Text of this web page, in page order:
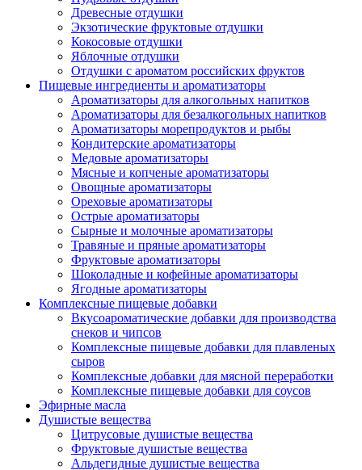
Древесные отдушки
Экзотические фруктовые отдушки
Кокосовые отдушки
Яблочные отдушки
Отдушки с ароматом российских фруктов
Пищевые ингредиенты и ароматизаторы
Ароматизаторы для алкогольных напитков
Ароматизаторы для безалкогольных напитков
Ароматизаторы морепродуктов и рыбы
Кондитерские ароматизаторы
Медовые ароматизаторы
Мясные и копченые ароматизаторы
Овощные ароматизаторы
Ореховые ароматизаторы
Острые ароматизаторы
Сырные и молочные ароматизаторы
Травяные и пряные ароматизаторы
Фруктовые ароматизаторы
Шоколадные и кофейные ароматизаторы
Ягодные ароматизаторы
Комплексные пищевые добавки
Вкусоароматические добавки для производства
снеков и чипсов
Комплексные пищевые добавки для плавленых
сыров
Комплексные добавки для мясной переработки
Комплексные пищевые добавки для соусов
Эфирные масла
Душистые вещества
Цитрусовые душистые вещества
Фруктовые душистые вещества
Альдегидные душистые вещества